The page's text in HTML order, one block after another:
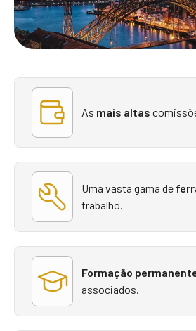
As mais altas
Uma vasta gama de
trabalho.
Formação
associados.